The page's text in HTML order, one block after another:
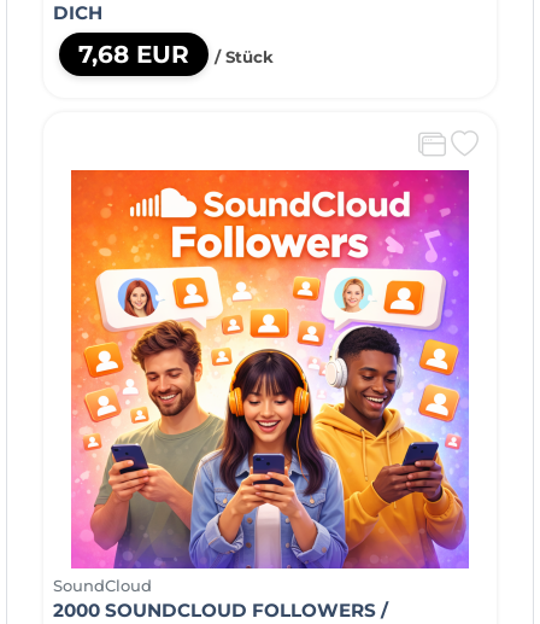
DICH
7,68 EUR / Stück
SoundCloud
2000 SOUNDCLOUD FOLLOWERS /